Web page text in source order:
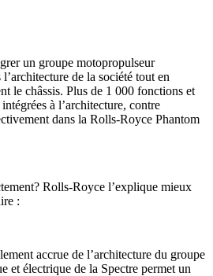
un groupe motopropulseur
de la société tout en
le châssis. Plus de 1 000 fonctions et
à l’architecture, contre
dans la Rolls-Royce Phantom
Rolls-Royce l’explique mieux
:
accrue de l’architecture du groupe
et électrique de la Spectre permet un